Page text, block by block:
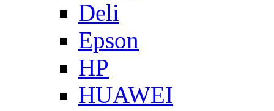
Deli
Epson
HP
HUAWEI